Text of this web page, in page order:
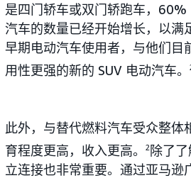
是四门轿车或双门轿跑车，60%
汽车的数量已经开始增长，以满
早期电动汽车使用者，与他们目
用性更强的新的 SUV 电动汽车。
此外，与替代燃料汽车受众整
育程度更高，收入更高。
2除了
立连接也非常重要。通过亚马